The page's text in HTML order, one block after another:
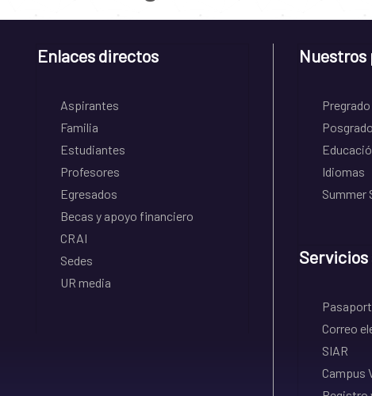
Enlaces directos
Aspirantes
Familia
Estudiantes
Profesores
Egresados
Becas y apoyo financiero
CRAI
Sedes
UR media
Nuestros
Pregrado
Posgrado
Idiomas
Summer
Servicios
Correo
SIAR
Campus